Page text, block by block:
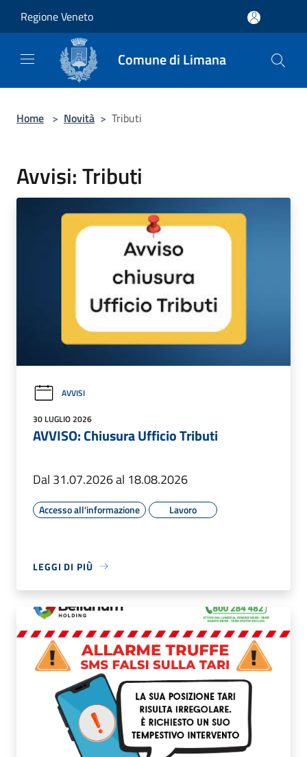
Regione Veneto
Comune di Limana
Home > Novità > Tributi
Avvisi: Tributi
AVVISI
30 LUGLIO 2026
AVVISO: Chiusura Ufficio Tributi
Dal 31.07.2026 al 18.08.2026
Accesso all'informazione Lavoro
LEGGI DI PIÙ